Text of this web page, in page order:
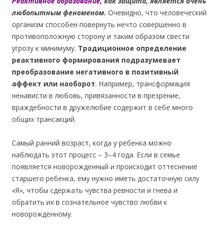
любопытным феноменом. Очевидно, что человеческий
организм способен повернуть нечто совершенно в
противоположную сторону и таким образом свести
угрозу к минимуму. Традиционное определение
реактивного формирования подразумевает
преобразование негативного в позитивный
аффект или наоборот. Например, трансформация
ненависти в любовь, привязанности в презрение,
враждебности в дружелюбие содержит в себе много
общих трансакций.
Самый ранний возраст, когда у ребенка можно
наблюдать этот процесс – 3–4 года. Если в семье
появляется новорожденный и происходит оттеснение
старшего ребенка, ему нужно иметь достаточную силу
«Я», чтобы сдержать чувства ревности и гнева и
обратить их в сознательное чувство любви к
новорожденному.